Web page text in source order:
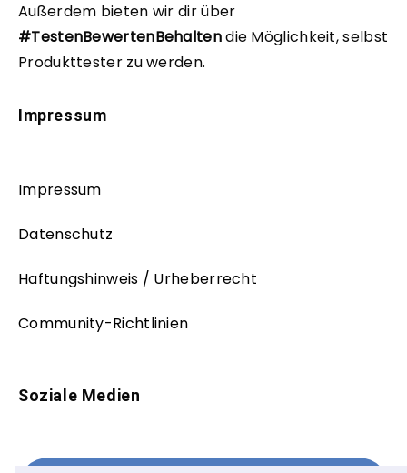
Außerdem bieten wir dir über
#TestenBewertenBehaltendie Möglichkeit, selbst
Produkttester zu werden.
Impressum
Impressum
Datenschutz
Haftungshinweis / Urheberrecht
Community-Richtlinien
Soziale Medien